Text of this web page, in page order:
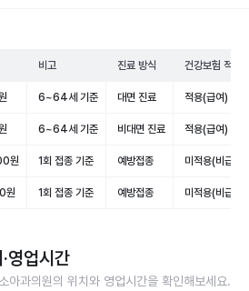
비고 진료 방식 건강보험 적용
6~64세 기준 대면 진료 적용(급여)
6~64세 기준 비대면 진료 적용(급여)
원 1회 접종 기준 예방접종 미적용(비급여)
원 1회 접종 기준 예방접종 미적용(비급여)
영업시간
아과의원의 위치와 영업시간을 확인해보세요.